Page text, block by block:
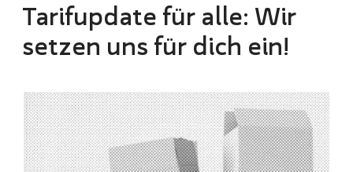
Tarifupdate für alle: Wir
setzen uns für dich ein!